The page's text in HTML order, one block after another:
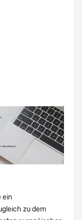
ein
zu dem